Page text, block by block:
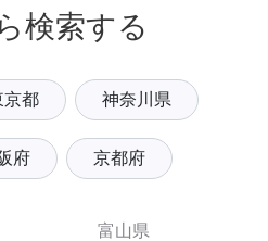
検索する
京都 神奈川県
府 京都府
富山県